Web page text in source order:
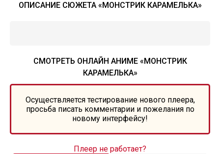
ОПИСАНИЕ СЮЖЕТА «МОНСТРИК КАРАМЕЛЬКА»
СМОТРЕТЬ ОНЛАЙН АНИМЕ «МОНСТРИК
КАРАМЕЛЬКА»
Осуществляется тестирование нового плеера,
просьба писать комментарии и пожелания по
новому интерфейсу!
Плеер не работает?